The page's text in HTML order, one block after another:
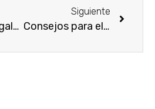
Ideas para regalo: un set de perfumes
Siguiente
Consejos para elegir el perfume de tu bebé